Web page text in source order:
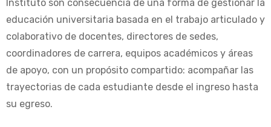
Instituto son consecuencia de una forma de gestionar la
educación universitaria basada en el trabajo articulado y
colaborativo de docentes, directores de sedes,
coordinadores de carrera, equipos académicos y áreas
de apoyo, con un propósito compartido: acompañar las
trayectorias de cada estudiante desde el ingreso hasta
su egreso.